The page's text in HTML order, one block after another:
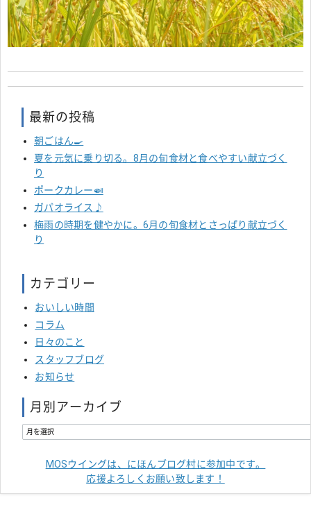
最新の投稿
朝ごはん🍳
夏を元気に乗り切る。8月の旬食材と食べやすい献立づく
り
ポークカレー🍛
ガパオライス♪
梅雨の時期を健やかに。6月の旬食材とさっぱり献立づく
り
カテゴリー
おいしい時間
コラム
日々のこと
スタッフブログ
お知らせ
月別アーカイブ
MOSウイングは、にほんブログ村に参加中です。
応援よろしくお願い致します！